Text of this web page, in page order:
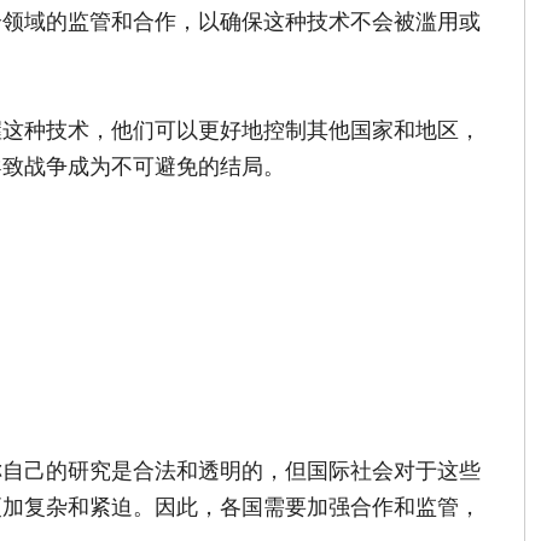
域的监管和合作，以确保这种技术不会被滥用或
种技术，他们可以更好地控制其他国家和地区，
战争成为不可避免的结局。
己的研究是合法和透明的，但国际社会对于这些
复杂和紧迫。因此，各国需要加强合作和监管，